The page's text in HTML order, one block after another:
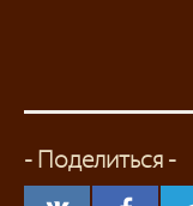
- Поделиться -